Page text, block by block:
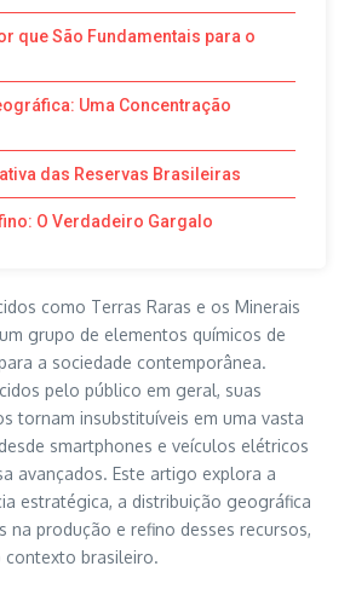
que São Fundamentais para o
Uma Concentração
das Reservas Brasileiras
O Verdadeiro Gargalo
como Terras Raras e os Minerais
grupo de elementos químicos de
a sociedade contemporânea.
pelo público em geral, suas
tornam insubstituíveis em uma vasta
smartphones e veículos elétricos
avançados. Este artigo explora a
estratégica, a distribuição geográfica
na produção e refino desses recursos,
brasileiro.